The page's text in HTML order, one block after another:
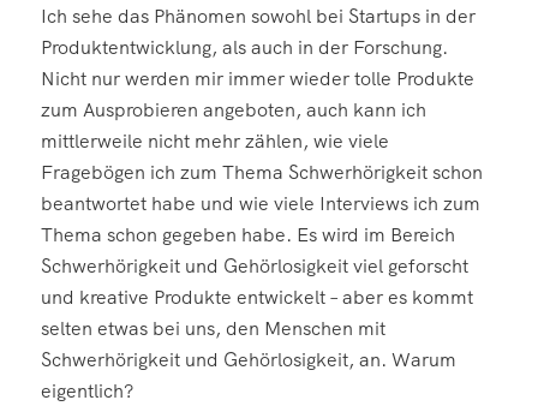
Ich sehe das Phänomen sowohl bei Startups in der
Produktentwicklung, als auch in der Forschung.
Nicht nur werden mir immer wieder tolle Produkte
zum Ausprobieren angeboten, auch kann ich
mittlerweile nicht mehr zählen, wie viele
Fragebögen ich zum Thema Schwerhörigkeit schon
beantwortet habe und wie viele Interviews ich zum
Thema schon gegeben habe. Es wird im Bereich
Schwerhörigkeit und Gehörlosigkeit viel geforscht
und kreative Produkte entwickelt – aber es kommt
selten etwas bei uns, den Menschen mit
Schwerhörigkeit und Gehörlosigkeit, an. Warum
eigentlich?